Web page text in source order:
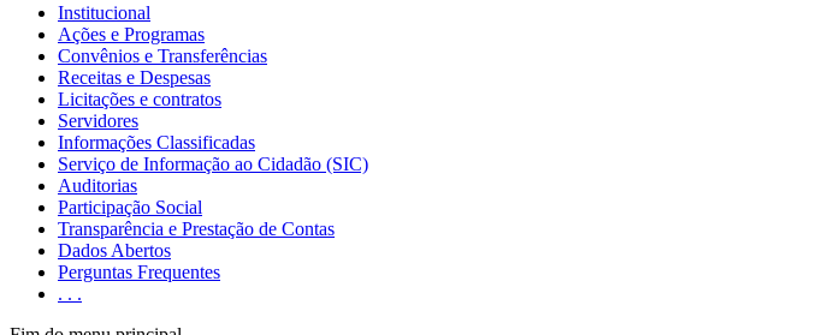
Institucional
Ações e Programas
Convênios e Transferências
Receitas e Despesas
Licitações e contratos
Servidores
Informações Classificadas
Serviço de Informação ao Cidadão (SIC)
Auditorias
Participação Social
Transparência e Prestação de Contas
Dados Abertos
Perguntas Frequentes
. . .